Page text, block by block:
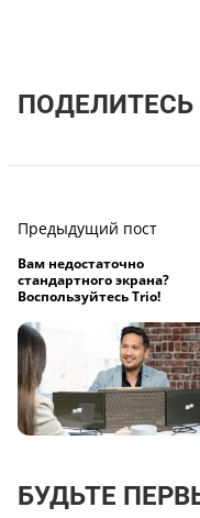
Предыдущий пост
Вам недостаточно
стандартного экрана?
Воспользуйтесь Trio!
БУДЬТЕ